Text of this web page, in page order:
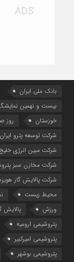
بانک ملی ایران
بیست و نهمین
خوزستان
روز
شركت توسعه پترو ایران
شرکت مبین انرژی
شرکت مخازن سبز
شرکت پالایش گاز
محیط زیست
ورزش
پالایش
پتروشیمی ارومیه
پتروشیمی امیرکبیر
پتروشیمی بوشهر